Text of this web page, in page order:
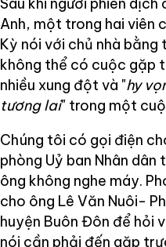
Anh, một trong hai viên
Kỳ nói với chủ nhà
không thể có cuộc gặp
nhiều xung đột và "hy
tương lai" trong một
Chúng tôi có gọi điện
phòng Uỷ ban Nhân dân
ông không nghe máy.
cho ông Lê Văn Nuôi-
huyện Buôn Đôn để hỏi
nói cần phải đến gặp